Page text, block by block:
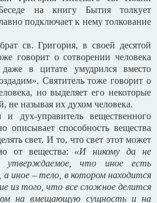
на книгу Бытия толкует
подключает к нему толкование
св. Григория, в своей десятой
говорит о сотворении человека
в цитате умудрился вместо
Святитель тоже говорит о
но выделяет его некоторые
не называя их духом человека.
дух-управитель вещественного
описывает способность вещества
свет. И то, что свет этот может
от вещества: «И никому да не
утверждаемое, что иное есть
иное – тело, в котором находится
из того, что все сложное делится
на вмещающую сущность и на